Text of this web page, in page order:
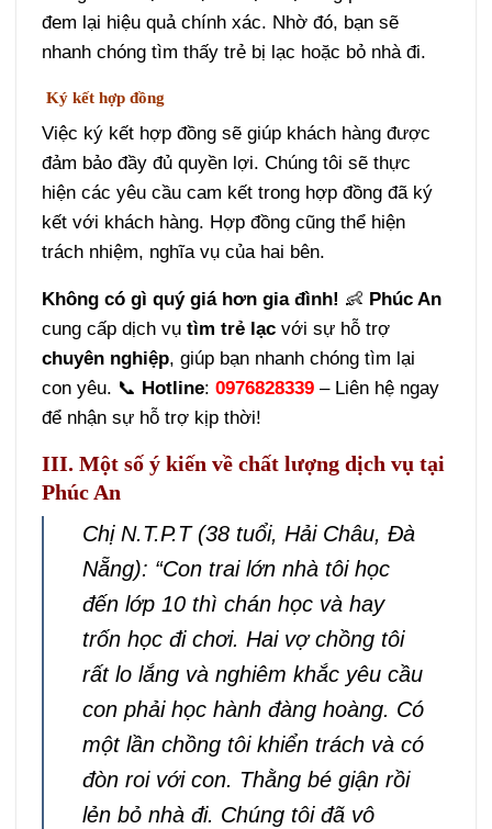
đem lại hiệu quả chính xác. Nhờ đó, bạn sẽ
nhanh chóng tìm thấy trẻ bị lạc hoặc bỏ nhà đi.
Ký kết hợp đồng
Việc ký kết hợp đồng sẽ giúp khách hàng được
đảm bảo đầy đủ quyền lợi. Chúng tôi sẽ thực
hiện các yêu cầu cam kết trong hợp đồng đã ký
kết với khách hàng. Hợp đồng cũng thể hiện
trách nhiệm, nghĩa vụ của hai bên.
Không có gì quý giá hơn gia đình! 👶 Phúc An
cung cấp dịch vụtìm trẻ lạc với sự hỗ trợ
chuyên nghiệp, giúp bạn nhanh chóng tìm lại
con yêu. 📞 Hotline:0976828339 – Liên hệ ngay
để nhận sự hỗ trợ kịp thời!
III. Một số ý kiến về chất lượng dịch vụ tại
Phúc An
Chị N.T.P.T (38 tuổi, Hải Châu, Đà
Nẵng): “Con trai lớn nhà tôi học
đến lớp 10 thì chán học và hay
trốn học đi chơi. Hai vợ chồng tôi
rất lo lắng và nghiêm khắc yêu cầu
con phải học hành đàng hoàng. Có
một lần chồng tôi khiển trách và có
đòn roi với con. Thằng bé giận rồi
lẻn bỏ nhà đi. Chúng tôi đã vô